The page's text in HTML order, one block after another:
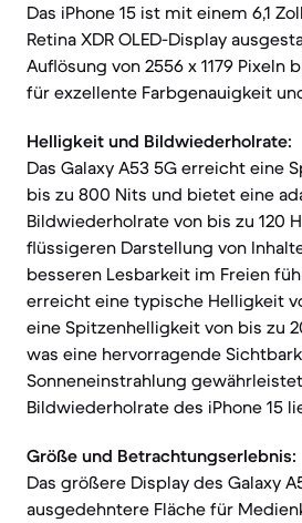
Das iPhone 15 ist mit einem 6,1
Retina XDR OLED-Display
Auflösung von 2556 x 1179 Pixeln
für exzellente Farbgenauigkeit
Helligkeit und Bildwiederholrate:
Das Galaxy A53 5G erreicht eine
bis zu 800 Nits und bietet eine
Bildwiederholrate von bis zu 120
flüssigeren Darstellung von
besseren Lesbarkeit im Freien
erreicht eine typische Helligkeit
eine Spitzenhelligkeit von bis zu
was eine hervorragende
Sonneneinstrahlung
Bildwiederholrate des iPhone 15
Größe und Betrachtungserlebnis:
Das größere Display des Galaxy
ausgedehntere Fläche für